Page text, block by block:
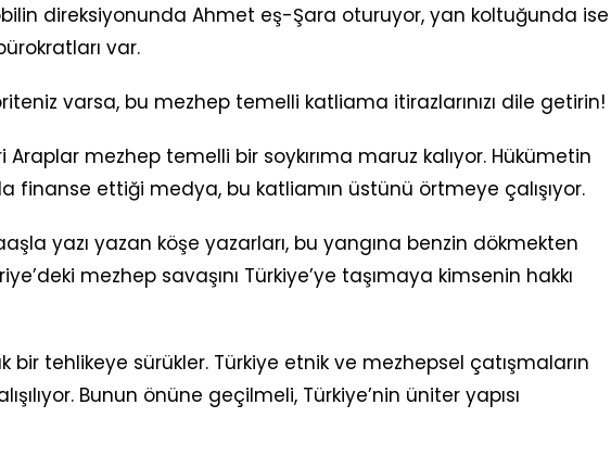
direksiyonunda Ahmet eş-Şara oturuyor, yan koltuğunda ise
var.
varsa, bu mezhep temelli katliama itirazlarınızı dile getirin!
Araplar mezhep temelli bir soykırıma maruz kalıyor. Hükümetin
finanse ettiği medya, bu katliamın üstünü örtmeye çalışıyor.
yazı yazan köşe yazarları, bu yangına benzin dökmekten
mezhep savaşını Türkiye’ye taşımaya kimsenin hakkı
bir tehlikeye sürükler. Türkiye etnik ve mezhepsel çatışmaların
Bunun önüne geçilmeli, Türkiye’nin üniter yapısı